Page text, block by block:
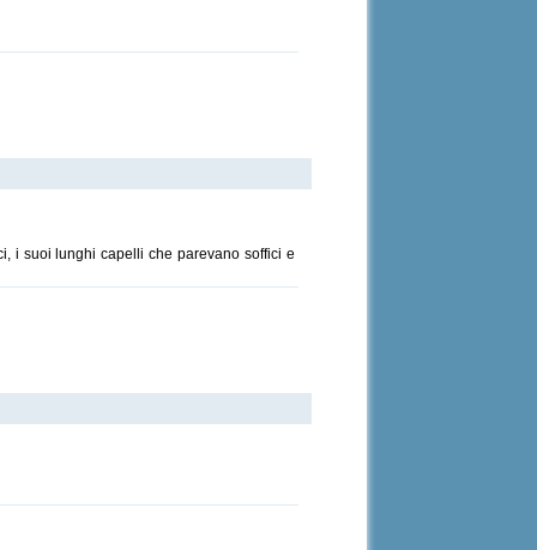
i suoi lunghi capelli che parevano soffici e